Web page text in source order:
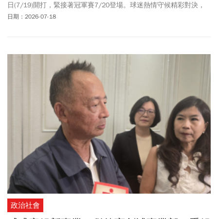
日(7/19)開打，緊接著冠軍賽7/20登場。球迷熱情守候精彩對決，
不少業者把握商機做最後一波衝刺，趁勢搭最後一波世足熱。肯德
中心也有世界盃限定零食還有積分換購活動。咖啡飲料市場掀起另
一波優惠戰！星巴克典藏DREAM PLAZA 台北，首度推出深夜觀賽活
動，自7/5起打造信義區少見的24小時咖啡應援主場。賽事期間只要
現場出現進球，即限量提供小杯咖啡試飲。陪伴球迷熬夜觀賽。星
巴克、85度C、麥當勞、肯德基、漢堡王、頂呱呱、必勝客、摩斯漢
堡，7-11、全聯、全家、萊爾富、OK超商，還有哪些優惠？《今周
刊》整理限時美味懶人包，一次掌握世足期間最划算的應援攻略。
日期：2026-07-18
政治社會